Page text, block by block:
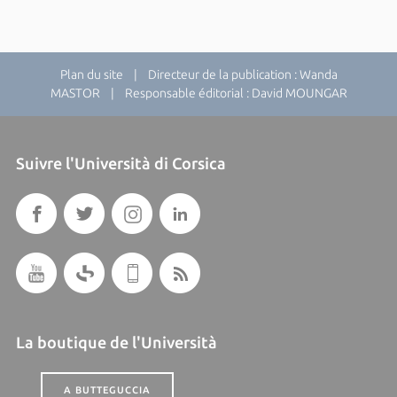
Plan du site | Directeur de la publication : Wanda
MASTOR | Responsable éditorial : David MOUNGAR
Suivre l'Università di Corsica
La boutique de l'Università
A BUTTEGUCCIA